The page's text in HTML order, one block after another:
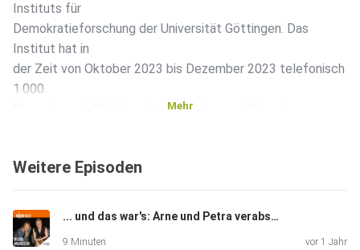
Instituts für
Demokratieforschung der Universität Göttingen. Das
Institut hat in
der Zeit von Oktober 2023 bis Dezember 2023 telefonisch
1.000
Menschen ab 16 Jahren befragen lassen. Über die
sprechen
Soziologe
Prof. Dr. Armin Nassehi, der in der Vergangenheit viel zum
Mehr
Weitere Episoden
... und das war's: Arne und Petra verabschieden sich!
9 Minuten vor 1 Jahr